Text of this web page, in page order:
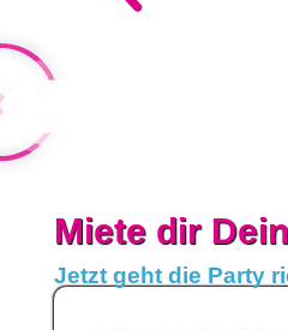
Miete dir
Jetzt geht die Party